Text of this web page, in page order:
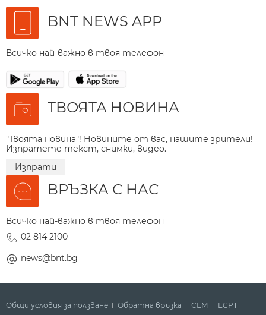
BNT NEWS APP
Всичко най-важно в твоя телефон
ТВОЯТА НОВИНА
"Твоята новина"! Новините от вас, нашите зрители!
Изпратете текст, снимки, видео.
Изпрати
ВРЪЗКА С НАС
Всичко най-важно в твоя телефон
02 814 2100
news@bnt.bg
Общи условия за ползване Обратна връзка СЕМ ECPT